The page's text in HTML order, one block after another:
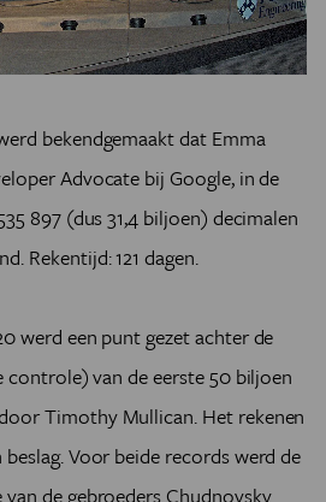
bekendgemaakt dat Emma
Advocate bij Google, in de
897 (dus 31,4 biljoen) decimalen
Rekentijd: 121 dagen.
werd een punt gezet achter de
controle) van de eerste 50 biljoen
Timothy Mullican. Het rekenen
beslag. Voor beide records werd de
de gebroeders Chudnovsky